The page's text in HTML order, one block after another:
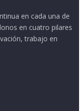
en cada una de
en cuatro pilares
trabajo en